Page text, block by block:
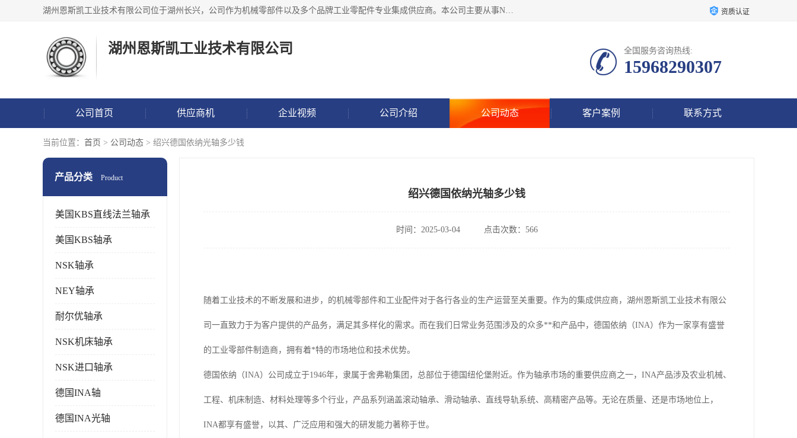
湖州恩斯凯工业技术有限公司位于湖州长兴，公司作为机械零部件以及多个品牌工业零配件专业集成供应商。本公司主要从事NSK进口轴承、SKF进口轴承、FAG进口轴承、NTN进口轴承、国产轴承：ZWZ、HRB、C&U轴承外球面轴承、导轨、丝杠、滑块、 润滑油、工业皮带及其他工业零部件的销售. 资质认证
湖州恩斯凯工业技术有限公司 全国服务咨询热线:
15968290307
公司首页 供应商机 企业视频 公司介绍 公司动态 客户案例 联系方式
当前位置： 首页 > 公司动态 > 绍兴德国依纳光轴多少钱
产品分类 Product
美国KBS直线法兰轴承
美国KBS轴承
NSK轴承
NEY轴承
耐尔优轴承
NSK机床轴承
NSK进口轴承
德国INA轴
德国INA光轴
绍兴德国依纳光轴多少钱
时间：2025-03-04 点击次数：566
随着工业技术的不断发展和进步，的机械零部件和工业配件对于各行各业的生产运营至关重要。作为的集成供应商，湖州恩斯凯工业技术有限公
司一直致力于为客户提供的产品务，满足其多样化的需求。而在我们日常业务范围涉及的众多**和产品中，德国依纳（INA）作为一家享有盛誉
的工业零部件制造商，拥有着*特的市场地位和技术优势。
德国依纳（INA）公司成立于1946年，隶属于舍弗勒集团，总部位于德国纽伦堡附近。作为轴承市场的重要供应商之一，INA产品涉及农业机械、
工程、机床制造、材料处理等多个行业，产品系列涵盖滚动轴承、滑动轴承、直线导轨系统、高精密产品等。无论在质量、还是市场地位上，
INA都享有盛誉，以其、广泛应用和强大的研发能力著称于世。